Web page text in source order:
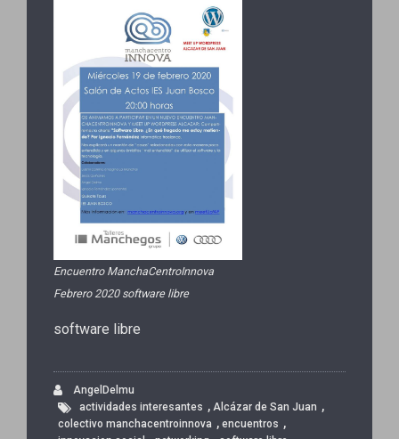
Encuentro ManchaCentroInnova
Febrero 2020 software libre
software libre
AngelDelmu
actividades interesantes , Alcázar de San Juan ,
colectivo manchacentroinnova , encuentros ,